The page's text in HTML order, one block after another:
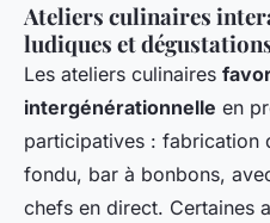
Ateliers culinaires
ludiques et
Les ateliers culinaires
intergénérationnelle en
participatives : fabrication
fondu, bar à bonbons,
chefs en direct. Certaines